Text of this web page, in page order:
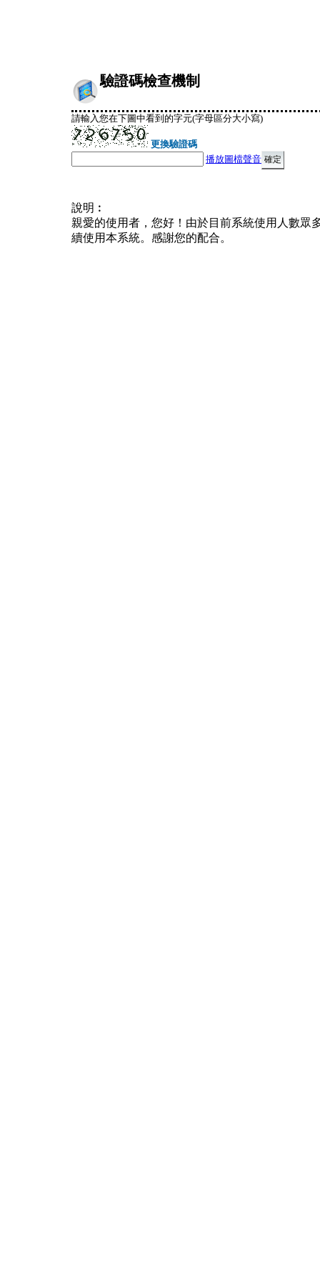
驗證碼檢查機制
請輸入您在下圖中看到的字元(字母區分大小寫)
更換驗證碼
播放圖檔聲音
說明︰
親愛的使用者，您好！由於目前系統使用人數眾
續使用本系統。感謝您的配合。